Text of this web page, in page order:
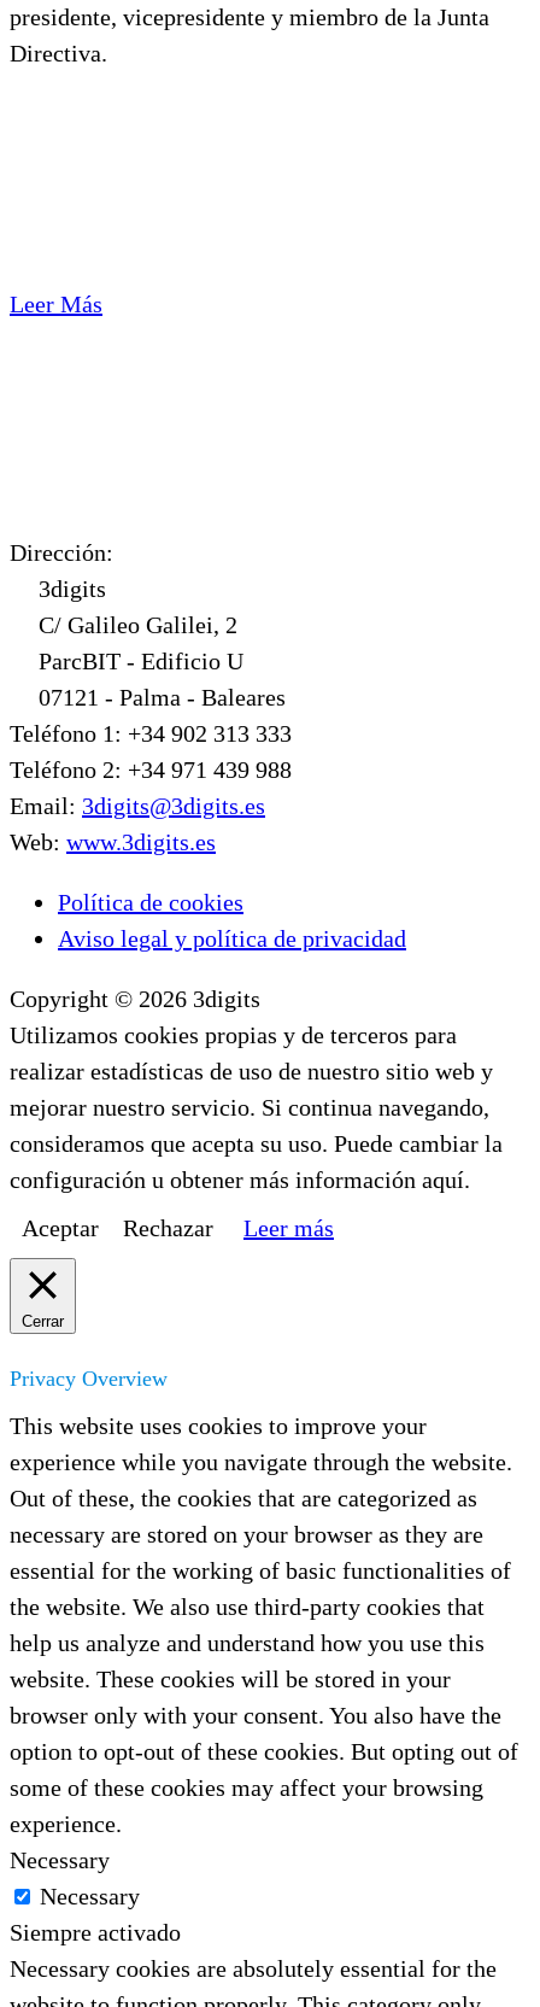
presidente, vicepresidente y miembro de la Junta
Directiva.
Leer Más
Dirección:
3digits
C/ Galileo Galilei, 2
ParcBIT - Edificio U
07121 - Palma - Baleares
Teléfono 1: +34 902 313 333
Teléfono 2: +34 971 439 988
Email: 3digits@3digits.es
Web: www.3digits.es
Política de cookies
Aviso legal y política de privacidad
Copyright © 2026 3digits
Utilizamos cookies propias y de terceros para
realizar estadísticas de uso de nuestro sitio web y
mejorar nuestro servicio. Si continua navegando,
consideramos que acepta su uso. Puede cambiar la
configuración u obtener más información aquí.
Aceptar
Rechazar Leer más
Cerrar
Privacy Overview
This website uses cookies to improve your
experience while you navigate through the website.
Out of these, the cookies that are categorized as
necessary are stored on your browser as they are
essential for the working of basic functionalities of
the website. We also use third-party cookies that
help us analyze and understand how you use this
website. These cookies will be stored in your
browser only with your consent. You also have the
option to opt-out of these cookies. But opting out of
some of these cookies may affect your browsing
experience.
Necessary
Necessary
Siempre activado
Necessary cookies are absolutely essential for the